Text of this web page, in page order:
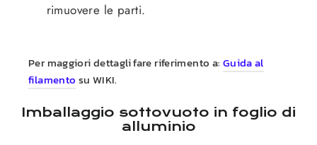
rimuovere le parti.
Per maggiori dettagli fare riferimento a: Guida al
filamento su WIKI.
Imballaggio sottovuoto in foglio di
alluminio